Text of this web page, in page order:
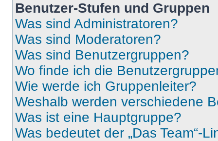
Benutzer-Stufen und Gruppen
Was sind Administratoren?
Was sind Moderatoren?
Was sind Benutzergruppen?
Wo finde ich die
Wie werde ich Gruppenleiter?
Weshalb werden verschiedene
Was ist eine Hauptgruppe?
Was bedeutet der „Das Team“-